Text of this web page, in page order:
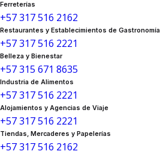
Ferreterías
+57 317 516 2162
Restaurantes y Establecimientos de Gastronomía
+57 317 516 2221
Belleza y Bienestar
+57 315 671 8635
Industria de Alimentos
+57 317 516 2221
Alojamientos y Agencias de Viaje
+57 317 516 2221
Tiendas, Mercaderes y Papelerías
+57 317 516 2162